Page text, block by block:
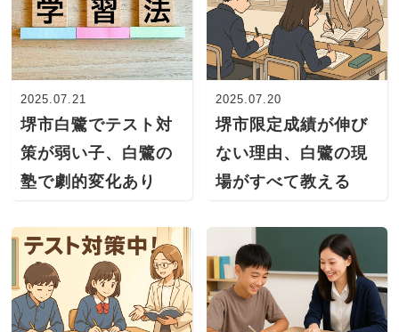
2025.07.21
堺市白鷺でテスト対
策が弱い子、白鷺の
塾で劇的変化あり
2025.07.20
堺市限定成績が伸び
ない理由、白鷺の現
場がすべて教える